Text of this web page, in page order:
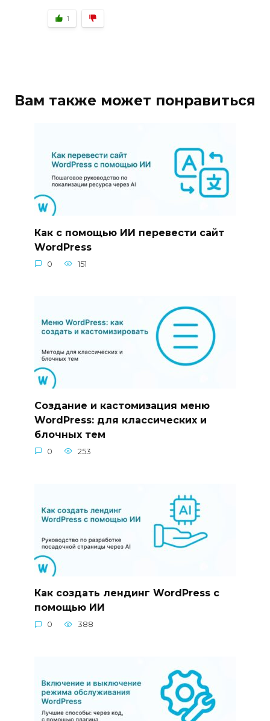
1
Вам также может понравиться
Как с помощью ИИ перевести сайт
WordPress
0 151
Создание и кастомизация меню
WordPress: для классических и
блочных тем
0 253
Как создать лендинг WordPress с
помощью ИИ
0 388